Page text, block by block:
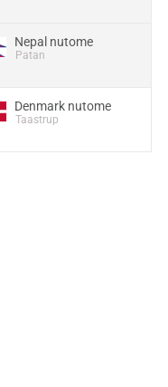
Nepal nutome
Patan
Denmark nutome
Taastrup